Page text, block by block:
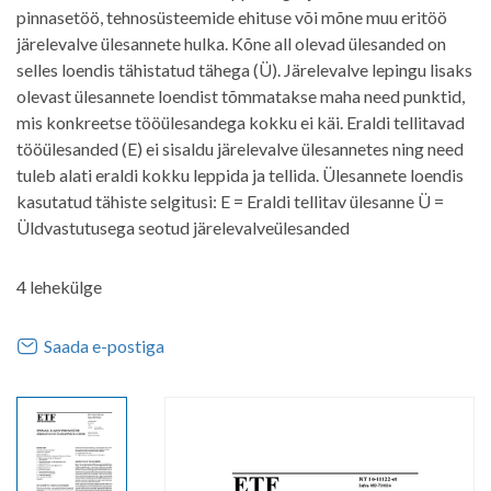
pinnasetöö, tehnosüsteemide ehituse või mõne muu eritöö
järelevalve ülesannete hulka. Kõne all olevad ülesanded on
selles loendis tähistatud tähega (Ü). Järelevalve lepingu lisaks
olevast ülesannete loendist tõmmatakse maha need punktid,
mis konkreetse tööülesandega kokku ei käi. Eraldi tellitavad
tööülesanded (E) ei sisaldu järelevalve ülesannetes ning need
tuleb alati eraldi kokku leppida ja tellida. Ülesannete loendis
kasutatud tähiste selgitusi: E = Eraldi tellitav ülesanne Ü =
Üldvastutusega seotud järelevalveülesanded
4 lehekülge
Saada e-postiga